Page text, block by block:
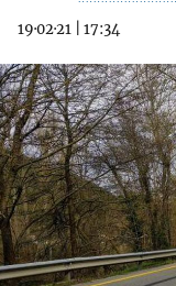
19·02·21 17:34